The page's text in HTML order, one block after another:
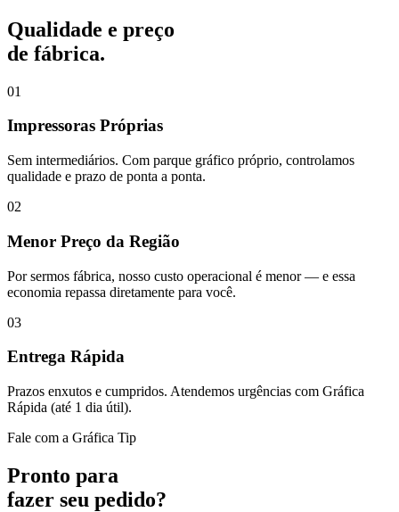
Qualidade e preço
de fábrica.
01
Impressoras Próprias
Sem intermediários. Com parque gráfico próprio, controlamos
qualidade e prazo de ponta a ponta.
02
Menor Preço da Região
Por sermos fábrica, nosso custo operacional é menor — e essa
economia repassa diretamente para você.
03
Entrega Rápida
Prazos enxutos e cumpridos. Atendemos urgências com Gráfica
Rápida (até 1 dia útil).
Fale com a Gráfica Tip
Pronto para
fazer seu pedido?